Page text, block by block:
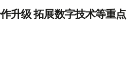
升级 拓展数字技术等重点